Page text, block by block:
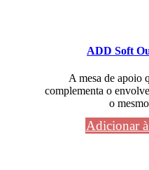
ADD Soft
A mesa de apoio
complementa o
o
Adicionar